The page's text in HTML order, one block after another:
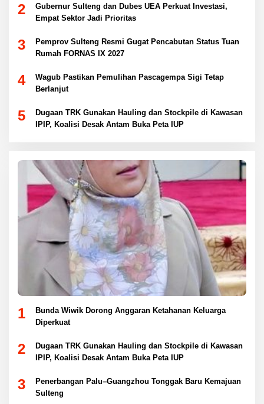
2
Gubernur Sulteng dan Dubes UEA Perkuat Investasi,
Empat Sektor Jadi Prioritas
3
Pemprov Sulteng Resmi Gugat Pencabutan Status Tuan
Rumah FORNAS IX 2027
4
Wagub Pastikan Pemulihan Pascagempa Sigi Tetap
Berlanjut
5
Dugaan TRK Gunakan Hauling dan Stockpile di Kawasan
IPIP, Koalisi Desak Antam Buka Peta IUP
1
Bunda Wiwik Dorong Anggaran Ketahanan Keluarga
Diperkuat
2
Dugaan TRK Gunakan Hauling dan Stockpile di Kawasan
IPIP, Koalisi Desak Antam Buka Peta IUP
3
Penerbangan Palu–Guangzhou Tonggak Baru Kemajuan
Sulteng